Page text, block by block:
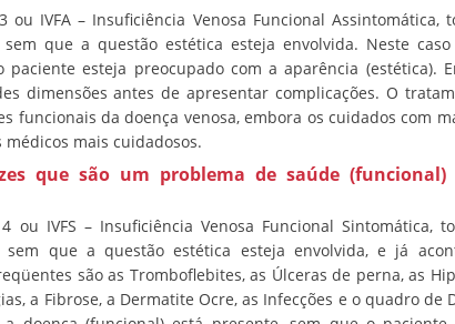
ou IVFA – Insuficiência Venosa Funcional Assintomática,
sem que a questão estética esteja envolvida. Neste
paciente esteja preocupado com a aparência (estética).
dimensões antes de apresentar complicações. O
funcionais da doença venosa, embora os cuidados com
mais cuidadosos.
que são um problema de saúde
ou IVFS – Insuficiência Venosa Funcional Sintomática,
sem que a questão estética esteja envolvida, e já
são as Tromboflebites, as Úlceras de perna, as
a Fibrose, a Dermatite Ocre, as Infecções e o quadro de